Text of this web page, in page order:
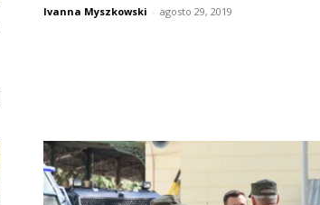
Ivanna Myszkowski - agosto 29, 2019